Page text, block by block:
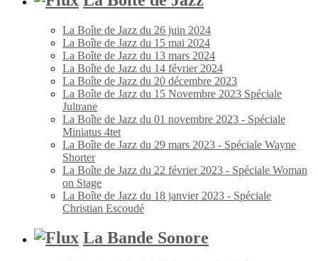
La Boîte de Jazz du 26 juin 2024
La Boîte de Jazz du 15 mai 2024
La Boîte de Jazz du 13 mars 2024
La Boîte de Jazz du 14 février 2024
La Boîte de Jazz du 20 décembre 2023
La Boîte de Jazz du 15 Novembre 2023 Spéciale
Jultrane
La Boîte de Jazz du 01 novembre 2023 - Spéciale
Miniatus 4tet
La Boîte de Jazz du 29 mars 2023 - Spéciale Wayne
Shorter
La Boîte de Jazz du 22 février 2023 - Spéciale Woman
on Stage
La Boîte de Jazz du 18 janvier 2023 - Spéciale
Christian Escoudé
La Bande Sonore